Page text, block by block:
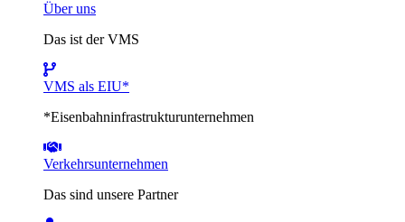
Über uns
Das ist der VMS
VMS als EIU*
*Eisenbahninfrastrukturunternehmen
Verkehrsunternehmen
Das sind unsere Partner